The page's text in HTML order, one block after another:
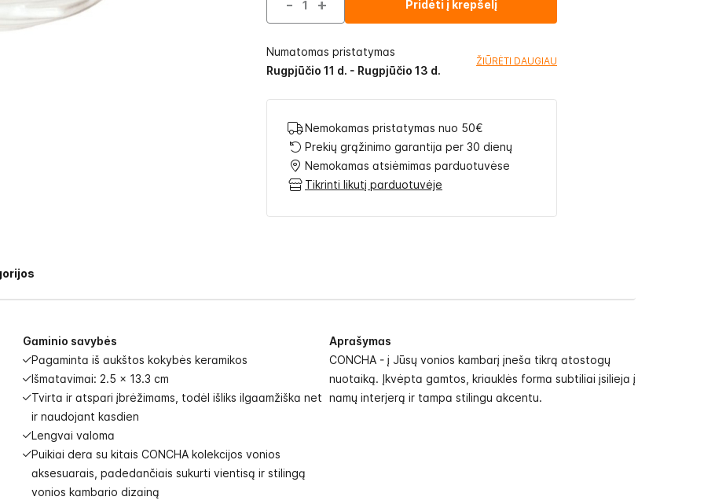
- + Pridėti į krepšelį
Numatomas pristatymas
Rugpjūčio 11 d. - Rugpjūčio 13 d.
ŽIŪRĖTI DAUGIAU
Nemokamas pristatymas nuo 50€
Prekių grąžinimo garantija per 30 dienų
Nemokamas atsiėmimas parduotuvėse
Tikrinti likutį parduotuvėje
Gaminio savybės
Pagaminta iš aukštos kokybės keramikos
Išmatavimai: 2.5 x 13.3 cm
Tvirta ir atspari įbrėžimams, todėl išliks ilgaamžiška net
ir naudojant kasdien
Lengvai valoma
Puikiai dera su kitais CONCHA kolekcijos vonios
aksesuarais, padedančiais sukurti vientisą ir stilingą
vonios kambario dizainą
Aprašymas
CONCHA - į Jūsų vonios kambarį įneša tikrą atostogų
nuotaiką. Įkvėpta gamtos, kriauklės forma subtiliai įsilieja į
namų interjerą ir tampa stilingu akcentu.